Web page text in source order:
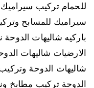
للحمام تركيب
سيراميك للمسابح
باركيه شاليهات
الارضيات شاليهات
شاليهات الدوحة
الدوحة تركيب مطابخ